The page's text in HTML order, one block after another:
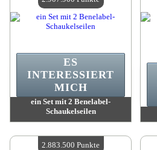
ein Set mit 2 Benelabel-
Schaukelseilen
Verfügbare Menge:4
ES
INTERESSIERT
MICH
2.883.500 Punkte